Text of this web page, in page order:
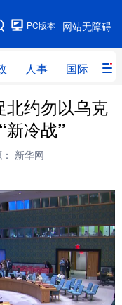
网站无障碍
PC版本
人事 国际 财
人事
连线
体育
军事
政务
汽车
北约勿以乌克
新冷战”
新华网